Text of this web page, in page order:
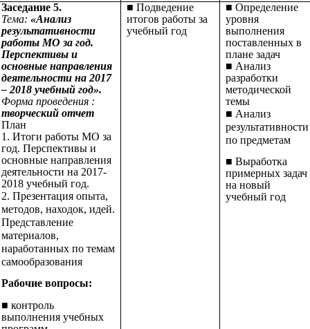
Заседание 5.
Тема: «Анализ
результативности
работы МО за год.
Перспективы и
основные направления
деятельности на 2017
– 2018 учебный год».
Форма проведения :
творческий отчет
План
1. Итоги работы МО за
год. Перспективы и
основные направления
деятельности на 2017-
2018 учебный год.
2. Презентация опыта,
методов, находок, идей.
Представление
материалов,
наработанных по темам
самообразования
Рабочие вопросы:
■ контроль
выполнения учебных
■ Подведение
итогов работы за
учебный год
■ Определение
уровня
выполнения
поставленных в
плане задач
■ Анализ
разработки
методической
темы
■ Анализ
результативности
по предметам
■ Выработка
примерных задач
на новый
учебный год